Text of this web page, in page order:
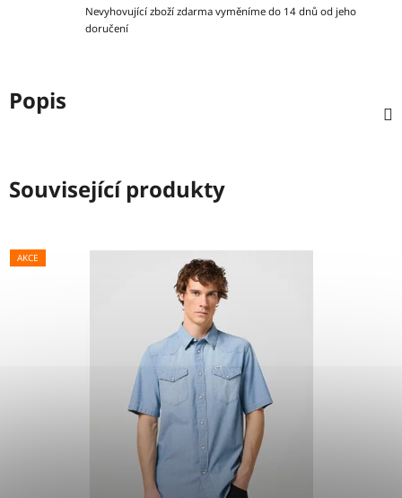
Nevyhovující zboží zdarma vyměníme do 14 dnů od jeho
doručení
Popis
Související produkty
AKCE